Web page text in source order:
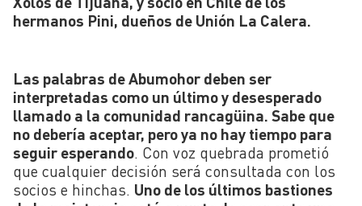
hermanos Pini, dueños de Unión La Calera.
Las palabras de Abumohor deben ser
interpretadas como un último y desesperado
llamado a la comunidad rancagüina. Sabe que
no debería aceptar, pero ya no hay tiempo para
seguir esperando. Con voz quebrada prometió
que cualquier decisión será consultada con los
socios e hinchas. Uno de los últimos bastiones